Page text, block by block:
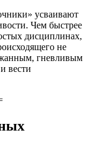
усваивают
Чем быстрее
дисциплинах,
не
гневливым
вести